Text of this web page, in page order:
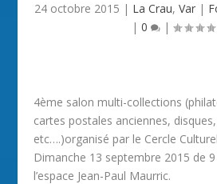
24 octobre 2015 | La Crau, Var|
| 0 |
4ème salon multi-collections
cartes postales anciennes,
etc….)organisé par le Cercle
Dimanche 13 septembre 2015 de
l’espace Jean-Paul Maurric.